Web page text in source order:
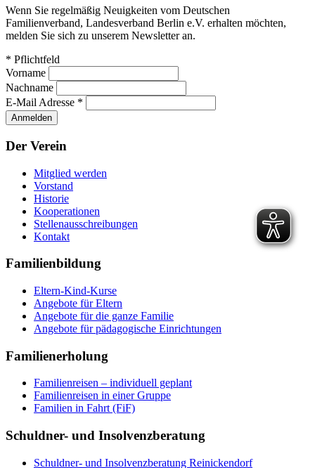
Wenn Sie regelmäßig Neuigkeiten vom Deutschen
Familienverband, Landesverband Berlin e.V. erhalten möchten,
melden Sie sich zu unserem Newsletter an.
* Pflichtfeld
Vorname
Nachname
E-Mail Adresse *
Der Verein
Mitglied werden
Vorstand
Historie
Kooperationen
Stellenausschreibungen
Kontakt
Familienbildung
Eltern-Kind-Kurse
Angebote für Eltern
Angebote für die ganze Familie
Angebote für pädagogische Einrichtungen
Familienerholung
Familienreisen – individuell geplant
Familienreisen in einer Gruppe
Familien in Fahrt (FiF)
Schuldner- und Insolvenzberatung
Schuldner- und Insolvenzberatung Reinickendorf